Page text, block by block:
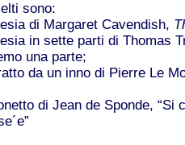
sono:
di Margaret Cavendish,
in sette parti di Thomas
una parte;
da un inno di Pierre Le
di Jean de Sponde, “Si